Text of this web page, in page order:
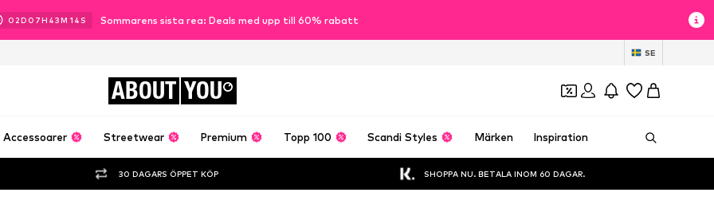
02D 07H 43M 12 S Sommarens sista rea: Deals med upp till 60% rabatt
SE
ABOUT YOU
Accessoarer Streetwear Premium Topp 100 Scandi Styles Märken Inspiration
30 DAGARS ÖPPET KÖP SHOPPA NU. BETALA INOM 60 DAGAR.